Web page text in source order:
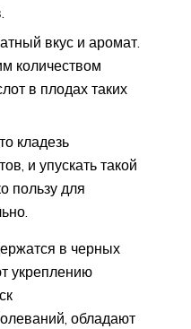
вкус и аромат.
количеством
в плодах таких
кладезь
и упускать такой
пользу для
в черных
укреплению
обладают